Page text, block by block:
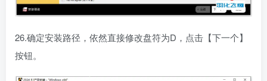
26.确定安装路径，依然直接修改盘符为D，点击【下一个】
按钮。